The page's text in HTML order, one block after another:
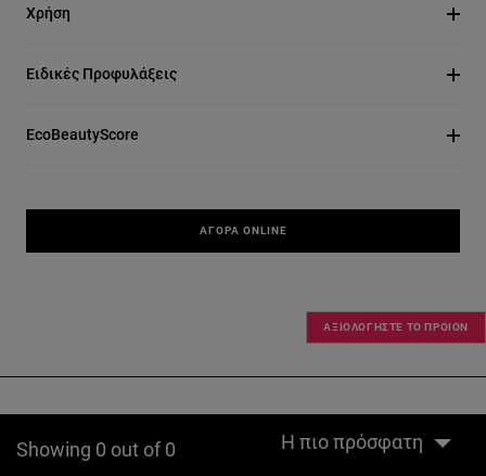
Χρήση
Ειδικές Προφυλάξεις
EcoBeautyScore
ΑΓΟΡΆ ONLINE
ΑΞΙΟΛΟΓΗΣΤΕ ΤΟ ΠΡΟΙΟΝ
Showing 0 out of 0 Η πιο πρόσφατη